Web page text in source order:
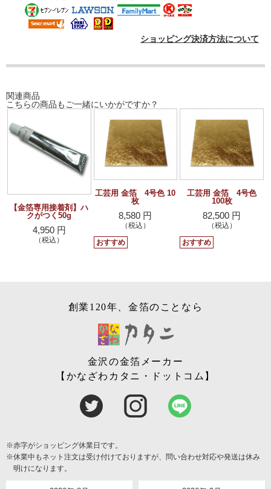
ショッピング決済方法について
関連商品
こちらの商品もご一緒にいかがですか？
【金箔専用接着剤】ハ
クがつく50g
4,950 円
（税込） おすすめ
工芸用 金箔 4号色 10
枚
8,580 円
（税込）
おすすめ
工芸用 金箔 4号色
100枚
82,500 円
（税込）
創業120年、金箔のことなら
金沢の金箔メーカー
【かなざわカタニ・ドットコム】
※赤字がショッピング休業日です。
※休業中もネット注文は受け付けておりますが、問い合わせ対応や発送は休み
明けになります。